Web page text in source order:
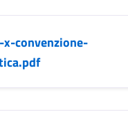
convenzione-